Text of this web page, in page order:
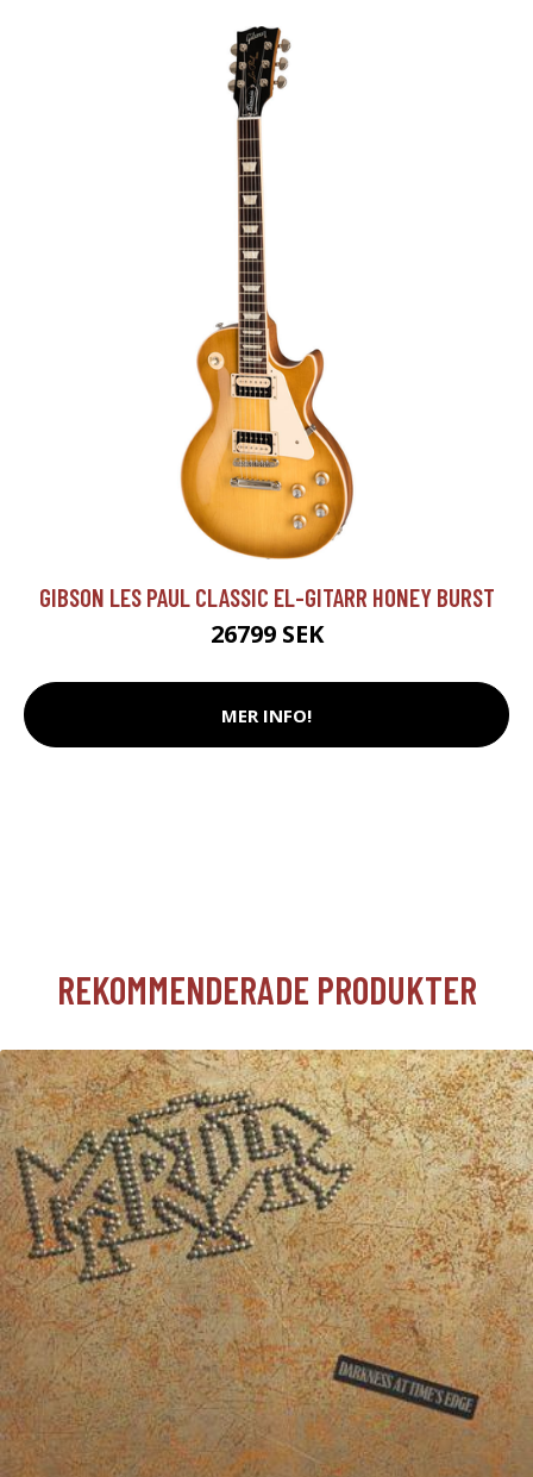
GIBSON LES PAUL CLASSIC EL-GITARR HONEY BURST
26799 SEK
MER INFO!
REKOMMENDERADE PRODUKTER